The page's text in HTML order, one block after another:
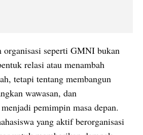
organisasi seperti GMNI bukan
relasi atau menambah
tetapi tentang membangun
wawasan, dan
pemimpin masa depan.
yang aktif berorganisasi